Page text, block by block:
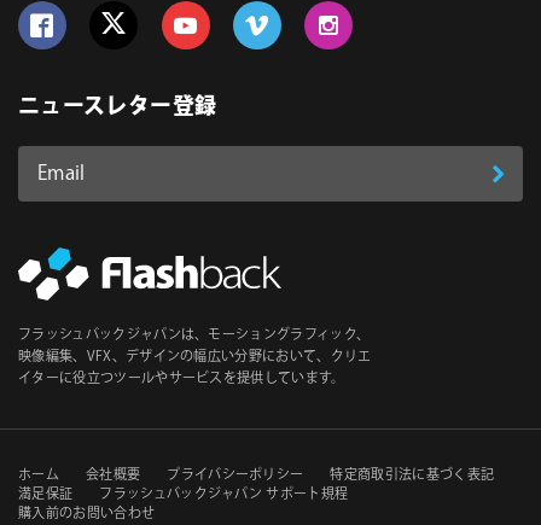
ニュースレター登録
Email
ス
必
須
登
フラッシュバックジャパンは、モーショングラフィック、
映像編集、VFX、デザインの幅広い分野において、クリエ
イターに役立つツールやサービスを提供しています。
セ
ホーム 会社概要 プライバシーポリシー
特定商取引法に基づく表記
満足保証
フラッシュバックジャパン サポート規程
購入前のお問い合わせ